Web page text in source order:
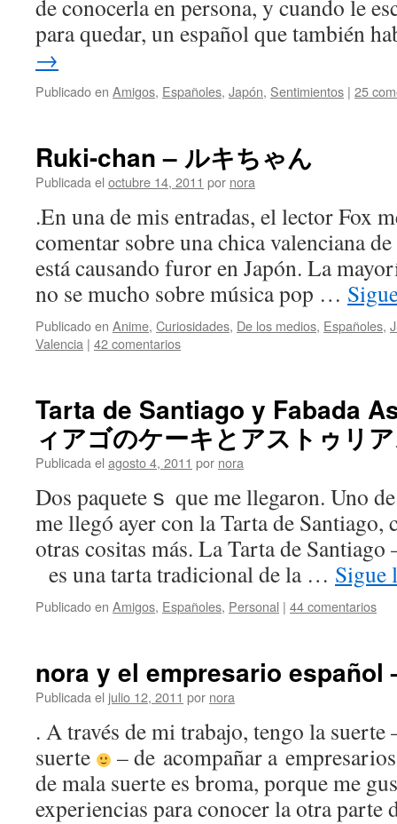
de conocerla en persona, y cuando le
para quedar, un español que también
→
Publicado en Amigos, Españoles, Japón, Sentimientos | 25
Ruki-chan – ルキちゃん
Publicada el octubre 14, 2011 por nora
.En una de mis entradas, el lector Fox
comentar sobre una chica valenciana
está causando furor en Japón. La
no se mucho sobre música pop …
Publicado en Anime, Curiosidades, De los medios, Españoles,
Valencia | 42 comentarios
Tarta de Santiago y Fabada
ィアゴのケーキとアストゥリ
Publicada el agosto 4, 2011 por nora
Dos paqueteｓ que me llegaron. Uno
me llegó ayer con la Tarta de
otras cositas más. La Tarta de
es una tarta tradicional de la … Sigue
Publicado en Amigos, Españoles, Personal | 44 comentarios
nora y el empresario español
Publicada el julio 12, 2011 por nora
. A través de mi trabajo, tengo la suerte
suerte
– de acompañar a
de mala suerte es broma, porque me
experiencias para conocer la otra